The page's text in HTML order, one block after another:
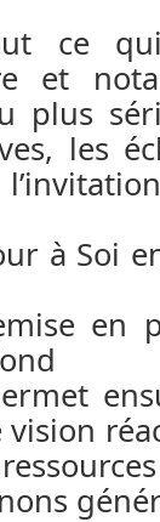
ce
et
plus
les
à Soi
en
vision